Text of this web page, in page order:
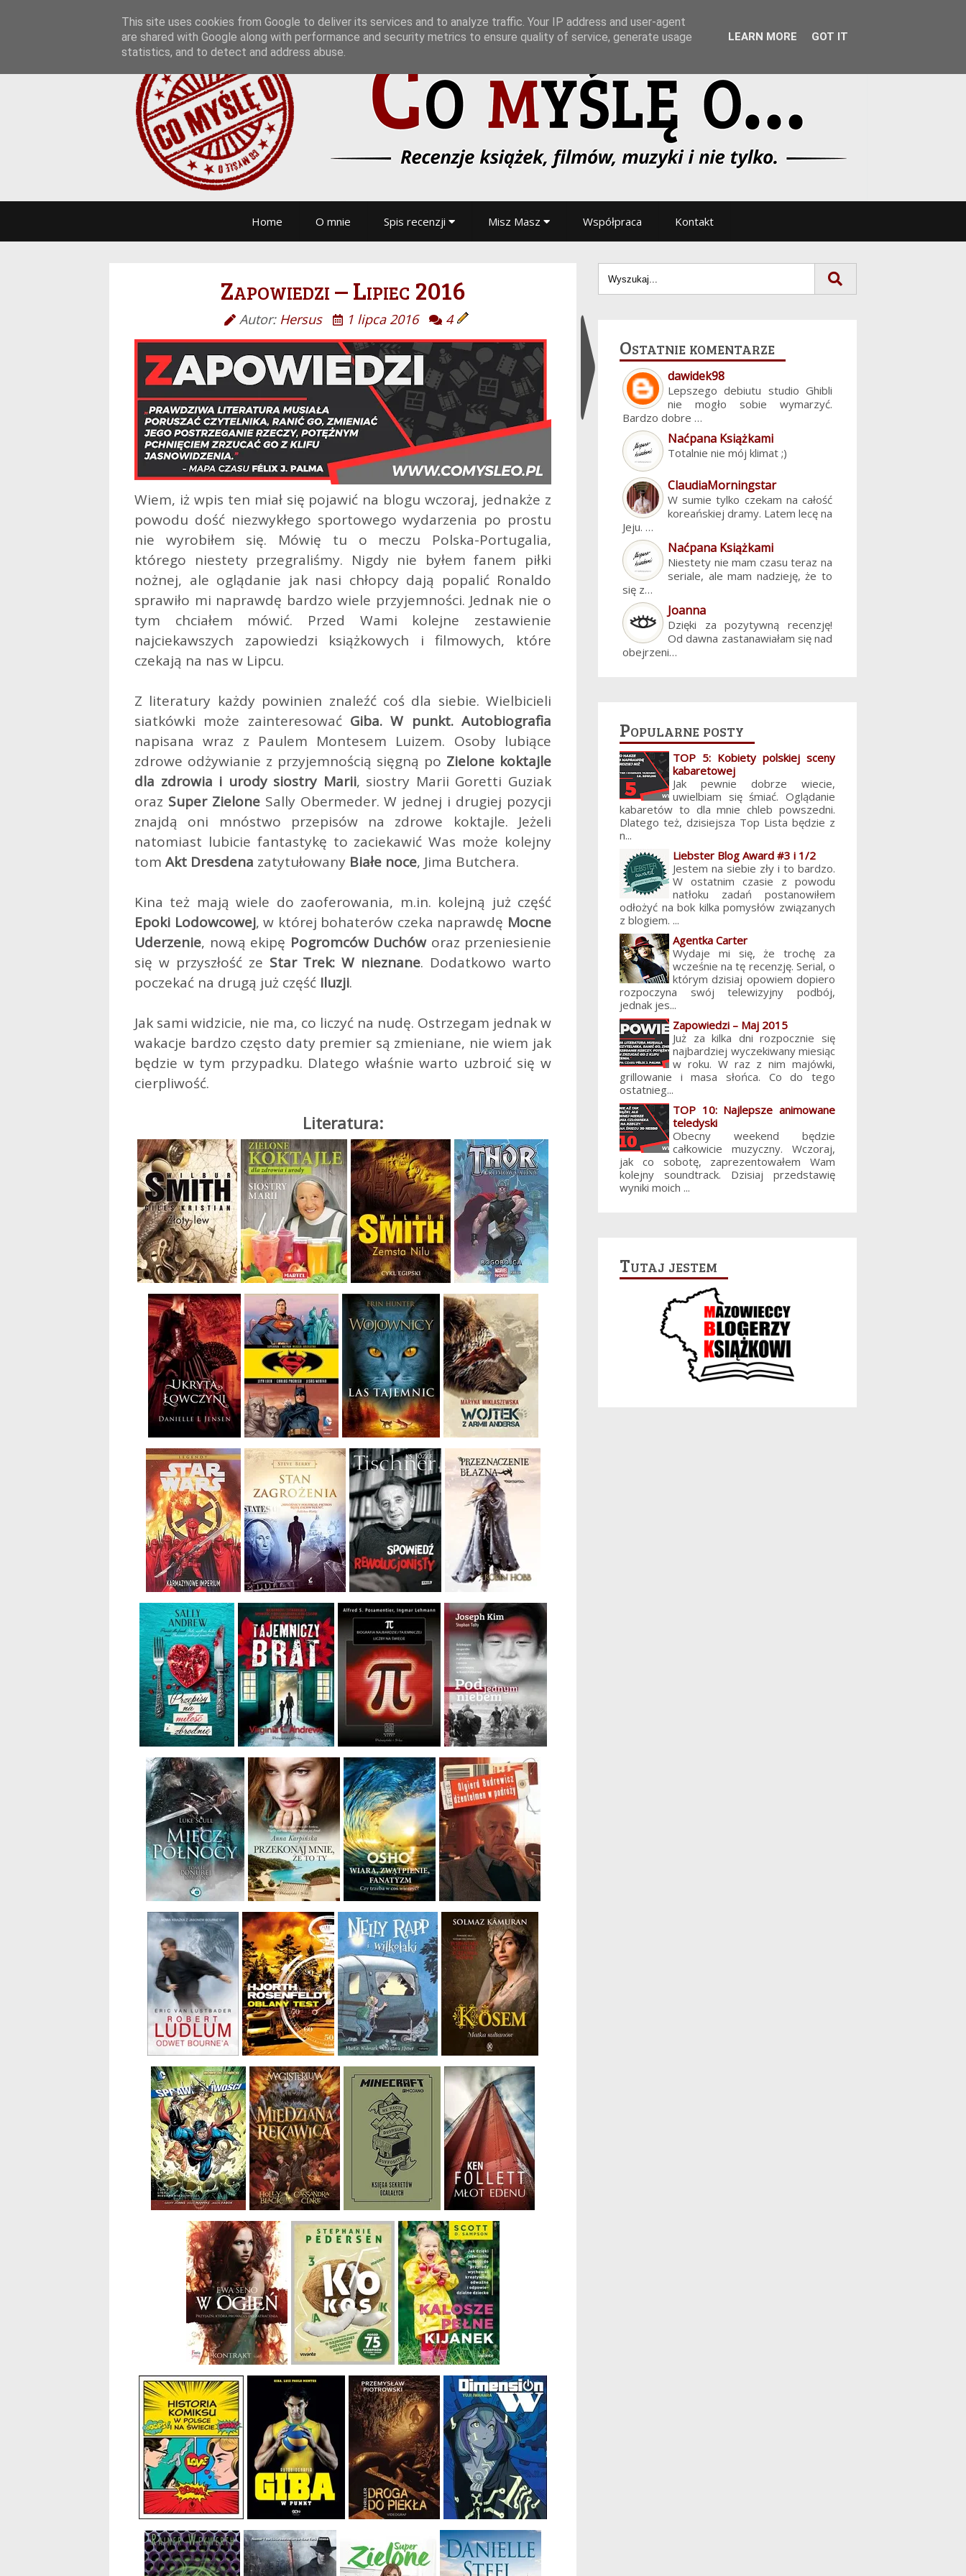
Home O mnie Spis recenzji Misz Masz Współpraca Kontakt
Zapowiedzi – Lipiec 2016
Autor: Hersus 1 lipca 2016 4
Wiem, iż wpis ten miał się pojawić na blogu wczoraj, jednakże z
powodu dość niezwykłego sportowego wydarzenia po prostu
nie wyrobiłem się. Mówię tu o meczu Polska-Portugalia,
którego niestety przegraliśmy. Nigdy nie byłem fanem piłki
nożnej, ale oglądanie jak nasi chłopcy dają popalić Ronaldo
sprawiło mi naprawdę bardzo wiele przyjemności. Jednak nie o
tym chciałem mówić. Przed Wami kolejne zestawienie
najciekawszych zapowiedzi książkowych i filmowych, które
czekają na nas w Lipcu.
Z literatury każdy powinien znaleźć coś dla siebie. Wielbicieli
siatkówki może zainteresować Giba. W punkt. Autobiografia
napisana wraz z Paulem Montesem Luizem. Osoby lubiące
zdrowe odżywianie z przyjemnością sięgną po Zielone koktajle
dla zdrowia i urody siostry Marii, siostry Marii Goretti Guziak
oraz Super ZieloneSally Obermeder. W jednej i drugiej pozycji
znajdą oni mnóstwo przepisów na zdrowe koktajle. Jeżeli
natomiast lubicie fantastykę to zaciekawić Was może kolejny
tom Akt Dresdena zatytułowany Białe noce, Jima Butchera.
Kina też mają wiele do zaoferowania, m.in. kolejną już część
Epoki Lodowcowej, w której bohaterów czeka naprawdę Mocne
Uderzenie, nową ekipę Pogromców Duchóworaz przeniesienie
się w przyszłość ze Star Trek: W nieznane. Dodatkowo warto
poczekać na drugą już część Iluzji.
Jak sami widzicie, nie ma, co liczyć na nudę. Ostrzegam jednak w
wakacje bardzo często daty premier są zmieniane, nie wiem jak
będzie w tym przypadku. Dlatego właśnie warto uzbroić się w
cierpliwość.
Literatura:
Ukryj
Ostatnie komentarze
dawidek98
Lepszego debiutu studio Ghibli
nie mogło sobie wymarzyć.
Bardzo dobre …
Naćpana Książkami
Totalnie nie mój klimat ;)
ClaudiaMorningstar
W sumie tylko czekam na całość
koreańskiej dramy. Latem lecę na
Jeju. …
Naćpana Książkami
Niestety nie mam czasu teraz na
seriale, ale mam nadzieję, że to
się z…
Joanna
Dzięki za pozytywną recenzję!
Od dawna zastanawiałam się nad
obejrzeni…
Popularne posty
TOP 5: Kobiety polskiej sceny
kabaretowej
Jak pewnie dobrze wiecie,
uwielbiam się śmiać. Oglądanie
kabaretów to dla mnie chleb powszedni.
Dlatego też, dzisiejsza Top Lista będzie z
n...
Liebster Blog Award #3 i 1/2
Jestem na siebie zły i to bardzo.
W ostatnim czasie z powodu
natłoku zadań postanowiłem
odłożyć na bok kilka pomysłów związanych
z blogiem. ...
Agentka Carter
Wydaje mi się, że trochę za
wcześnie na tę recenzję. Serial, o
którym dzisiaj opowiem dopiero
rozpoczyna swój telewizyjny podbój,
jednak jes...
Zapowiedzi – Maj 2015
Już za kilka dni rozpocznie się
najbardziej wyczekiwany miesiąc
w roku. W raz z nim majówki,
grillowanie i masa słońca. Co do tego
ostatnieg...
TOP 10: Najlepsze animowane
teledyski
Obecny weekend będzie
całkowicie muzyczny. Wczoraj,
jak co sobotę, zaprezentowałem Wam
kolejny soundtrack. Dzisiaj przedstawię
wyniki moich ...
Tutaj jestem
This site uses cookies from Google to deliver its services and to analyze traffic. Your IP address and user-agent
are shared with Google along with performance and security metrics to ensure quality of service, generate usage
statistics, and to detect and address abuse.
LEARN MORE GOT IT